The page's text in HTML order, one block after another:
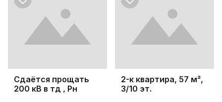
Сдаётся прощать
200 кВ в тд , Рн
2-к квартира, 57 м²,
3/10 эт.